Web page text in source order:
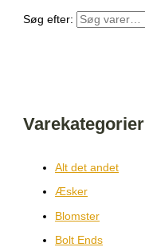
Søg efter:
Varekategorier
Alt det andet
Æsker
Blomster
Bolt Ends